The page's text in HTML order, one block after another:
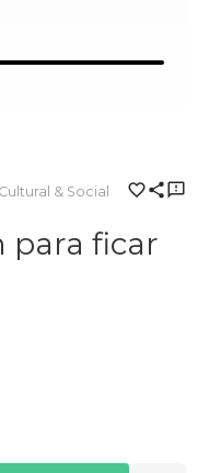
Cultural & Social
para ficar